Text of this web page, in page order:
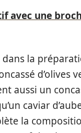
avec une
la
d’olives
aussi un
caviar
la